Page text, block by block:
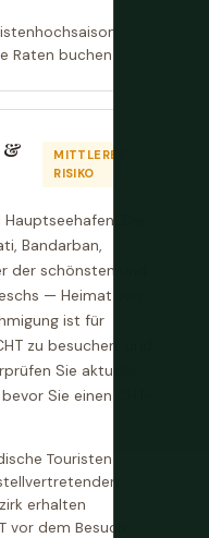
Raten buchen
&
MITTLERES
RISIKO
Die
Bandarban,
der schönsten und
— Heimat von
ist für
zu besuchen, und
Sie aktuelle
Sie einen CHT-
Touristen
erhalten
vor dem Besuch